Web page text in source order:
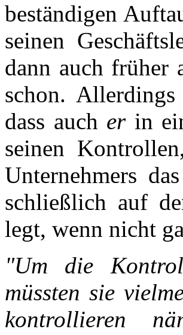
beständigen
seinen
dann auch früher
schon.
dass auch erin
seinen
Unternehmers
schließlich auf
legt, wenn nicht
"Um die
müssten sie
kontrollieren